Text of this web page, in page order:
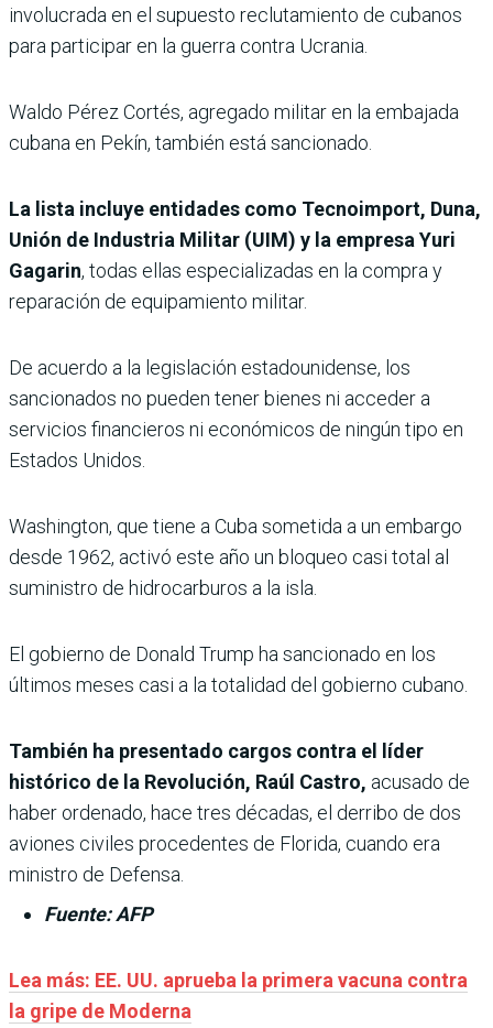
involucrada en el supuesto reclutamiento de cubanos
para participar en la guerra contra Ucrania.
Waldo Pérez Cortés, agregado militar en la embajada
cubana en Pekín, también está sancionado.
La lista incluye entidades como Tecnoimport, Duna,
Unión de Industria Militar (UIM) y la empresa Yuri
Gagarin, todas ellas especializadas en la compra y
reparación de equipamiento militar.
De acuerdo a la legislación estadounidense, los
sancionados no pueden tener bienes ni acceder a
servicios financieros ni económicos de ningún tipo en
Estados Unidos.
Washington, que tiene a Cuba sometida a un embargo
desde 1962, activó este año un bloqueo casi total al
suministro de hidrocarburos a la isla.
El gobierno de Donald Trump ha sancionado en los
últimos meses casi a la totalidad del gobierno cubano.
También ha presentado cargos contra el líder
histórico de la Revolución, Raúl Castro, acusado de
haber ordenado, hace tres décadas, el derribo de dos
aviones civiles procedentes de Florida, cuando era
ministro de Defensa.
Fuente: AFP
Lea más: EE. UU. aprueba la primera vacuna contra
la gripe de Moderna